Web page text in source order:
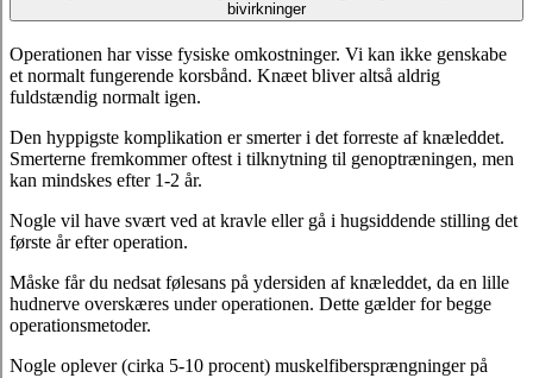
bivirkninger
Operationen har visse fysiske omkostninger. Vi kan ikke genskabe
et normalt fungerende korsbånd. Knæet bliver altså aldrig
fuldstændig normalt igen.
Den hyppigste komplikation er smerter i det forreste af knæleddet.
Smerterne fremkommer oftest i tilknytning til genoptræningen, men
kan mindskes efter 1-2 år.
Nogle vil have svært ved at kravle eller gå i hugsiddende stilling det
første år efter operation.
Måske får du nedsat følesans på ydersiden af knæleddet, da en lille
hudnerve overskæres under operationen. Dette gælder for begge
operationsmetoder.
Nogle oplever (cirka 5-10 procent) muskelfibersprængninger på